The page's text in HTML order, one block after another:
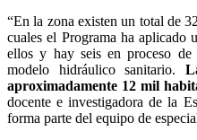
“En la zona existen un total de
cuales el Programa ha aplicado
ellos y hay seis en proceso
modelo hidráulico sanitario.
aproximadamente 12 mil
docente e investigadora de la
forma parte del equipo de